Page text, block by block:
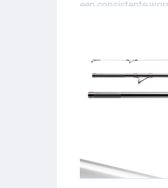
een consistente
De uitvoeringen
geoptimaliseerd
Fuji K-Type
molenhouder
Shimano Aerlex H
- Lengte: 4.25m /